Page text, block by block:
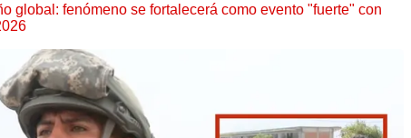
global: fenómeno se fortalecerá como evento "fuerte" con